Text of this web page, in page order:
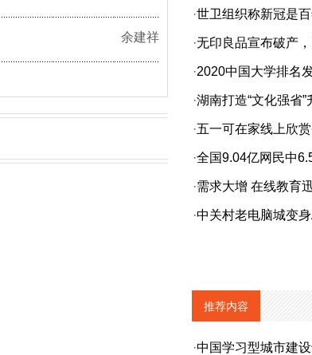
余建祥
·世卫组织称新冠是
·无印良品宣布破产
·2020中国大学排名
·湖南打造“文化强省
·五一可在家线上欣
·全国9.04亿网民中
·需求大增 在线教育
·中关村老电脑城变
推荐内容
·中国学习型城市建